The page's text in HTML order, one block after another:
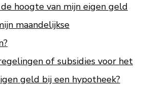
hoogte van mijn eigen geld
maandelijkse
of subsidies voor het
geld bij een hypotheek?